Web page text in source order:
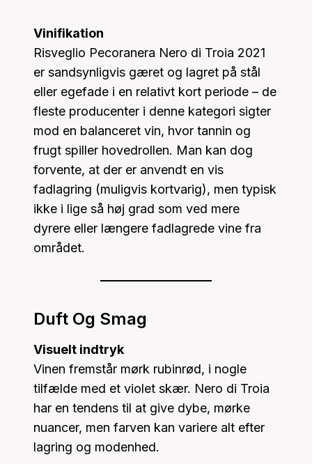
Vinifikation
Risveglio Pecoranera Nero di Troia 2021
er sandsynligvis gæret og lagret på stål
eller egefade i en relativt kort periode – de
fleste producenter i denne kategori sigter
mod en balanceret vin, hvor tannin og
frugt spiller hovedrollen. Man kan dog
forvente, at der er anvendt en vis
fadlagring (muligvis kortvarig), men typisk
ikke i lige så høj grad som ved mere
dyrere eller længere fadlagrede vine fra
området.
Duft Og Smag
Visuelt indtryk
Vinen fremstår mørk rubinrød, i nogle
tilfælde med et violet skær. Nero di Troia
har en tendens til at give dybe, mørke
nuancer, men farven kan variere alt efter
lagring og modenhed.